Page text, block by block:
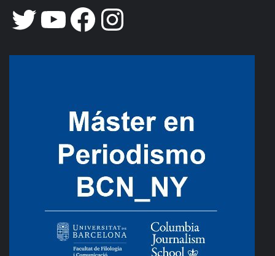
Twitter
YouTube
Facebook
Instagram